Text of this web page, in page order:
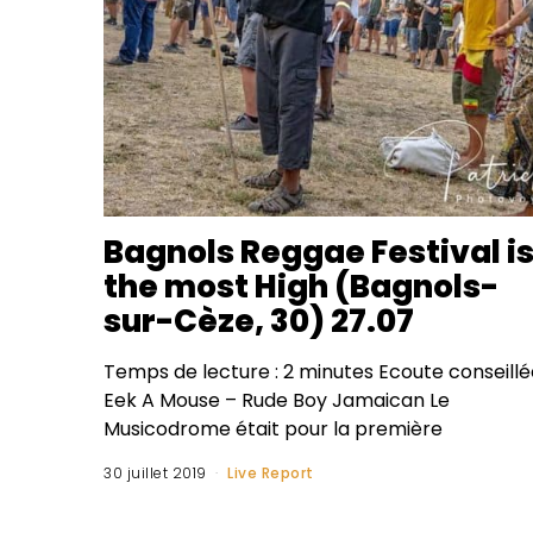
Bagnols Reggae Festival is
the most High (Bagnols-
sur-Cèze, 30) 27.07
Temps de lecture : 2 minutes Ecoute
Eek A Mouse – Rude Boy Jamaican Le
Musicodrome était pour la première
30 juillet 2019 Live Report